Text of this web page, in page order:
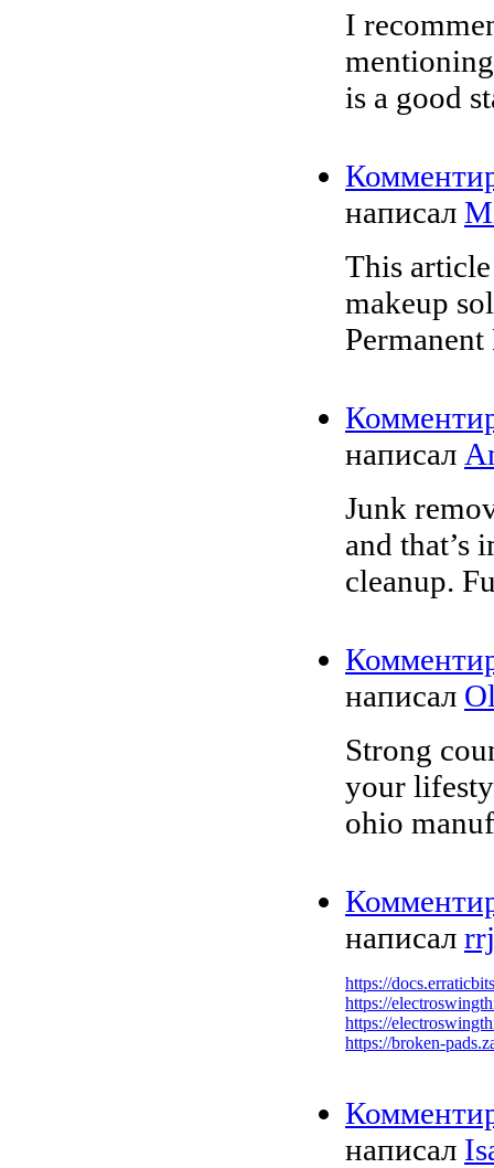
I
is a good
написал
This
makeup
написал
Junk
and that’s
cleanup.
написал
Strong
your
ohio
написал
https://
https://
https://
https://broken-
написал